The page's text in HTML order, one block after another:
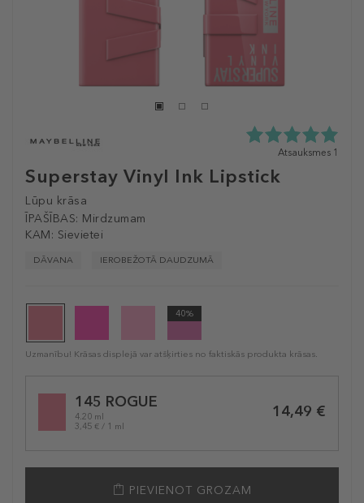
Superstay Vinyl Ink Lipstick
Lūpu krāsa
ĪPAŠĪBAS: Mirdzumam
KAM: Sievietei
DĀVANA IEROBEŽOTĀ DAUDZUMĀ
5.0
no
Atsauksmes 1
40%
Uzmanību! Krāsas displejā var atšķirties no faktiskās produkta krāsas.
variation145 ROGUE
4.20 ml
3,45 € / 1 ml
14,49 €
PIEVIENOT GROZAM